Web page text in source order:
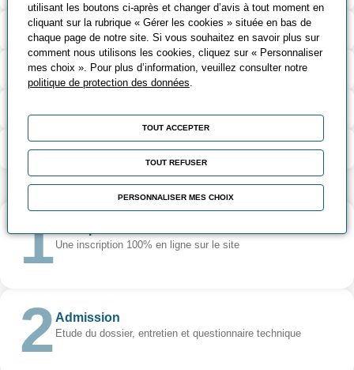
Modalités d'inscription
Personne en situation de handicap
Organisation de la formation
Une inscription 100% en ligne sur le site
Admission
Etude du dossier, entretien et questionnaire technique
utilisant les boutons ci-après et changer d’avis à tout moment en
cliquant sur la rubrique « Gérer les cookies » située en bas de
chaque page de notre site. Si vous souhaitez en savoir plus sur
comment nous utilisons les cookies, cliquez sur « Personnaliser
mes choix ». Pour plus d’information, veuillez consulter notre
politique de protection des données.
TOUT ACCEPTER
TOUT REFUSER
PERSONNALISER MES CHOIX